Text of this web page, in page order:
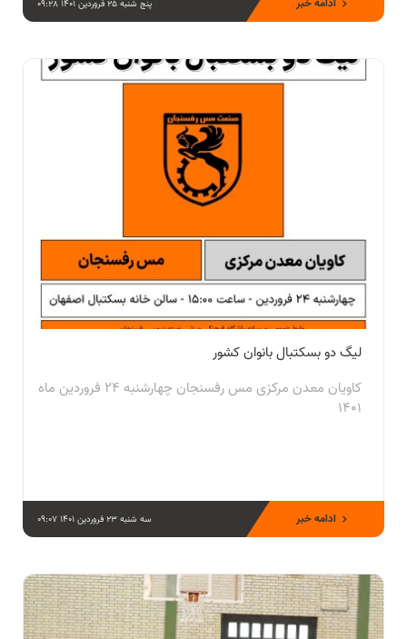
پنج شنبه 25 فروردین 1401 09:28
لیگ دو بسکتبال بانوان کشور
کاویان معدن مرکزی مس رفسنجان چهارشنبه 24 فروردین ماه
1401
سه شنبه 23 فروردین 1401 09:07 ادامه خبر